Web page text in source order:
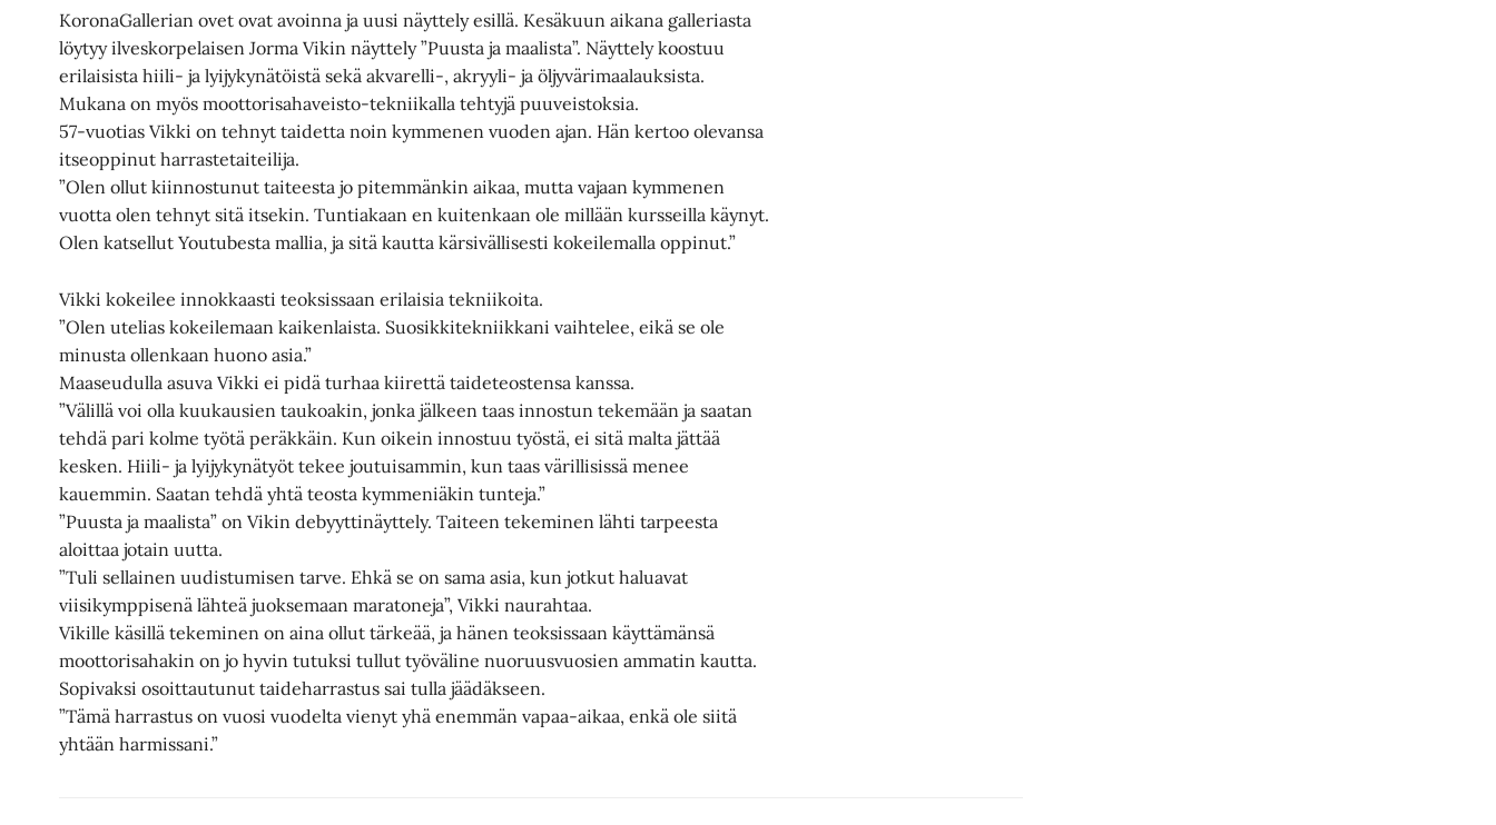
KoronaGallerian ovet ovat avoinna ja uusi näyttely esillä. Kesäkuun aikana galleriasta
löytyy ilveskorpelaisen Jorma Vikin näyttely ”Puusta ja maalista”. Näyttely koostuu
erilaisista hiili- ja lyijykynätöistä sekä akvarelli-, akryyli- ja öljyvärimaalauksista.
Mukana on myös moottorisahaveisto-tekniikalla tehtyjä puuveistoksia.
57-vuotias Vikki on tehnyt taidetta noin kymmenen vuoden ajan. Hän kertoo olevansa
itseoppinut harrastetaiteilija.
”Olen ollut kiinnostunut taiteesta jo pitemmänkin aikaa, mutta vajaan kymmenen
vuotta olen tehnyt sitä itsekin. Tuntiakaan en kuitenkaan ole millään kursseilla käynyt.
Olen katsellut Youtubesta mallia, ja sitä kautta kärsivällisesti kokeilemalla oppinut.”
Vikki kokeilee innokkaasti teoksissaan erilaisia tekniikoita.
”Olen utelias kokeilemaan kaikenlaista. Suosikkitekniikkani vaihtelee, eikä se ole
minusta ollenkaan huono asia.”
Maaseudulla asuva Vikki ei pidä turhaa kiirettä taideteostensa kanssa.
”Välillä voi olla kuukausien taukoakin, jonka jälkeen taas innostun tekemään ja saatan
tehdä pari kolme työtä peräkkäin. Kun oikein innostuu työstä, ei sitä malta jättää
kesken. Hiili- ja lyijykynätyöt tekee joutuisammin, kun taas värillisissä menee
kauemmin. Saatan tehdä yhtä teosta kymmeniäkin tunteja.”
”Puusta ja maalista” on Vikin debyyttinäyttely. Taiteen tekeminen lähti tarpeesta
aloittaa jotain uutta.
”Tuli sellainen uudistumisen tarve. Ehkä se on sama asia, kun jotkut haluavat
viisikymppisenä lähteä juoksemaan maratoneja”, Vikki naurahtaa.
Vikille käsillä tekeminen on aina ollut tärkeää, ja hänen teoksissaan käyttämänsä
moottorisahakin on jo hyvin tutuksi tullut työväline nuoruusvuosien ammatin kautta.
Sopivaksi osoittautunut taideharrastus sai tulla jäädäkseen.
”Tämä harrastus on vuosi vuodelta vienyt yhä enemmän vapaa-aikaa, enkä ole siitä
yhtään harmissani.”